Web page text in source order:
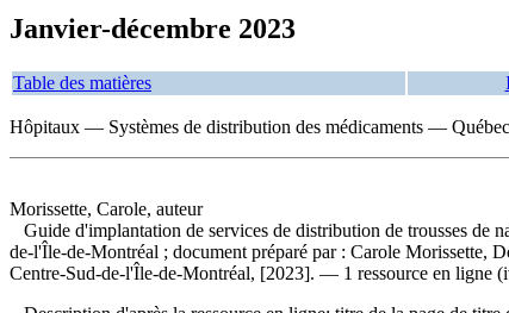
Janvier-décembre 2023
Table des matières
Hôpitaux — Systèmes de distribution des médicaments —
Morissette, Carole, auteur
Guide d'implantation de services de distribution de trousses de
de-l'Île-de-Montréal ; document préparé par : Carole Morissette,
Centre-Sud-de-l'Île-de-Montréal, [2023]. — 1 ressource en ligne